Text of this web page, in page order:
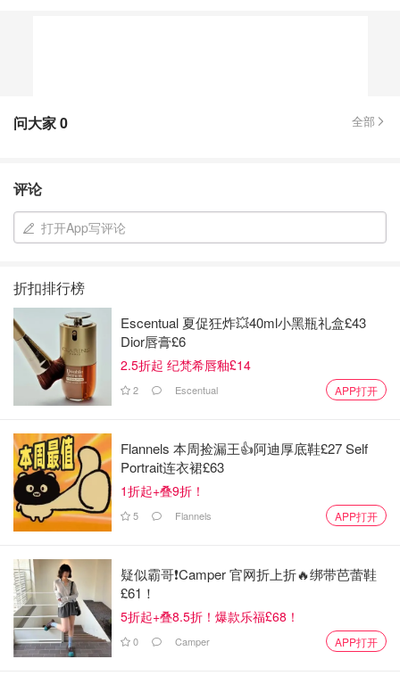
问大家0 全部
评论
打开App写评论
折扣排行榜
Escentual 夏促狂炸💥40ml小黑瓶礼盒£43
Dior唇膏£6
2.5折起 纪梵希唇釉£14
2 Escentual APP打开
Flannels 本周捡漏王👍阿迪厚底鞋£27 Self
Portrait连衣裙£63
1折起+叠9折！
5 Flannels APP打开
疑似霸哥❗️Camper 官网折上折🔥绑带芭蕾鞋
£61！
5折起+叠8.5折！爆款乐福£68！
0 Camper APP打开